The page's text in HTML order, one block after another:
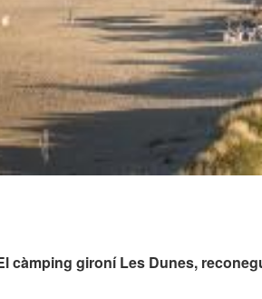
càmping gironí Les Dunes,